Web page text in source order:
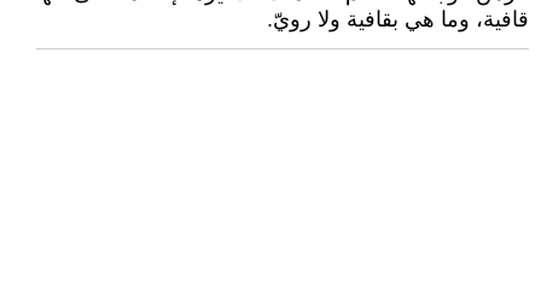
قافية، وما هي بقافية ولا رويّ.